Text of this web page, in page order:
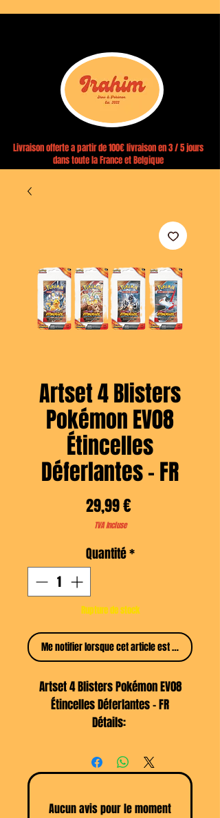
Livraison offerte a partir de 100€ livraison en 3 / 5 jours
dans toute la France et Belgique
Artset 4 Blisters
Pokémon EV08
Étincelles
Déferlantes - FR
29,99 €Prix
TVA Incluse
Quantité*
Rupture de stock
Me notifier lorsque cet article est disponible
Artset 4 Blisters Pokémon EV08
Étincelles Déferlantes - FR
Détails:
des 4 art différents
Aucun avis pour le moment